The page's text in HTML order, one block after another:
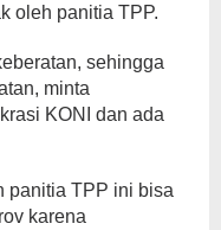
oleh panitia TPP.
sehingga
minta
KONI dan ada
panitia TPP ini bisa
karena